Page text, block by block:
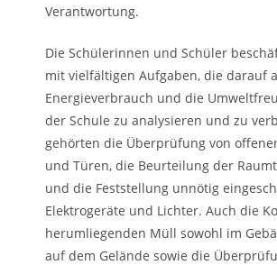
Verantwortung.
Die Schülerinnen und Schüler
mit vielfältigen Aufgaben, die darauf
Energieverbrauch und die
der Schule zu analysieren und zu
gehörten die Überprüfung von
und Türen, die Beurteilung der
und die Feststellung unnötig
Elektrogeräte und Lichter. Auch die
herumliegenden Müll sowohl im
auf dem Gelände sowie die